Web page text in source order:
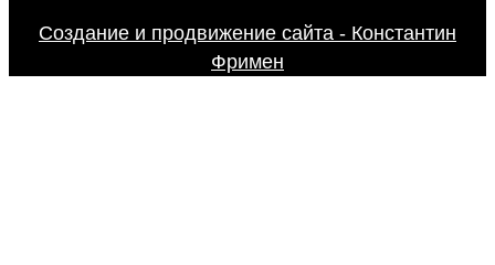
Создание и продвижение сайта - Константин
Фримен